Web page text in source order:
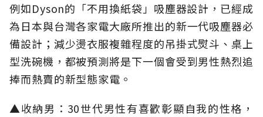
例如Dyson的「不用換紙袋」吸塵器設計，已經成
為日本與台灣各家電大廠所推出的新一代吸塵器必
備設計；減少燙衣服複雜程度的吊掛式熨斗、桌上
型洗碗機，都被預測將是下一個會受到男性熱烈追
捧而熱賣的新型態家電。
▲收納男：30世代男性有喜歡彰顯自我的性格，